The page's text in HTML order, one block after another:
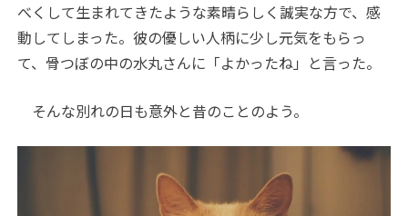
べくして生まれてきたような素晴らしく誠実な方で、感
動してしまった。彼の優しい人柄に少し元気をもらっ
て、骨つぼの中の水丸さんに「よかったね」と言った。
そんな別れの日も意外と昔のことのよう。